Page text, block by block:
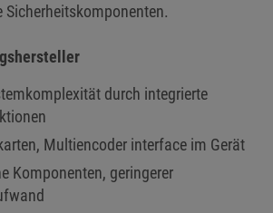
Sicherheitskomponenten.
durch integrierte
Multiencoder interface im Gerät
Komponenten, geringerer